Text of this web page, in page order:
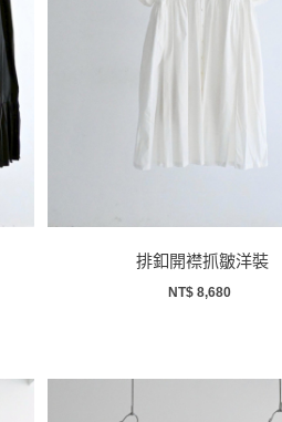
排釦開襟抓皺洋裝
NT$ 8,680